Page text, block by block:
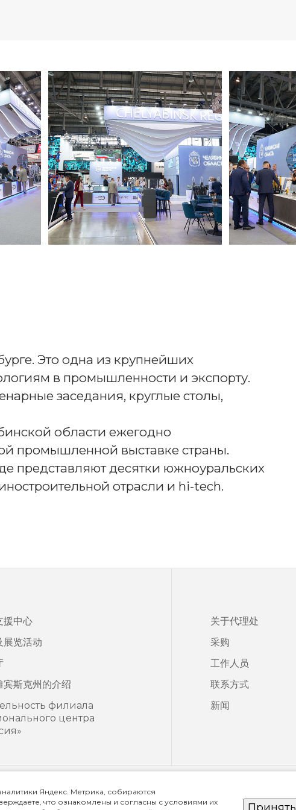
Это одна из крупнейших
в промышленности и экспорту.
заседания, круглые столы,
области ежегодно
промышленной выставке страны.
представляют десятки южноуральских
отрасли и hi-tech.
援中心
展览活动
宾斯克州的介绍
филиала
центра
关于代理处
采购
工作人员
联系方式
新闻
Яндекс. Метрика, собираются
что ознакомлены и согласны с условиями их